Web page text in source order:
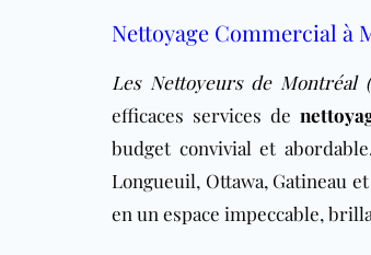
Nettoyage Commercial à
Les Nettoyeurs de Montréal
efficaces services de
budget convivial et
Longueuil, Ottawa, Gatineau
en un espace impeccable,